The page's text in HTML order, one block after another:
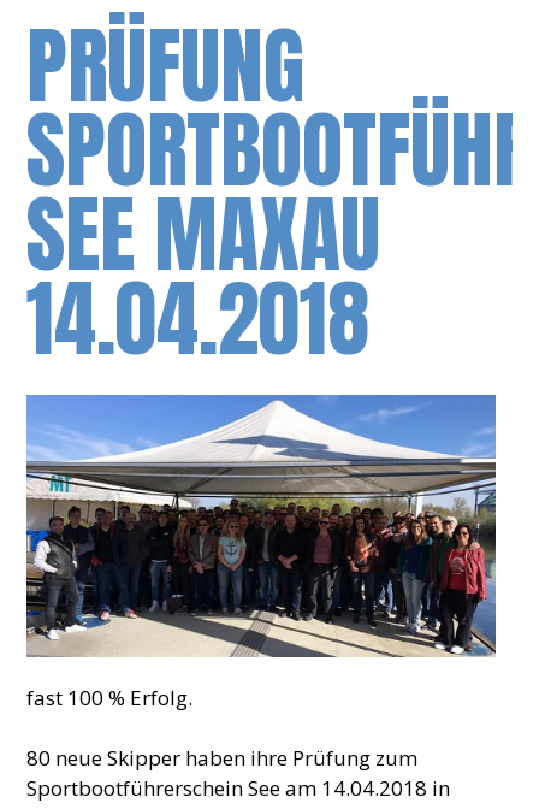
PRÜFUNG
SEE MAXAU
14.04.2018
fast 100 % Erfolg.
80 neue Skipper haben ihre Prüfung zum
Sportbootführerschein See am 14.04.2018 in